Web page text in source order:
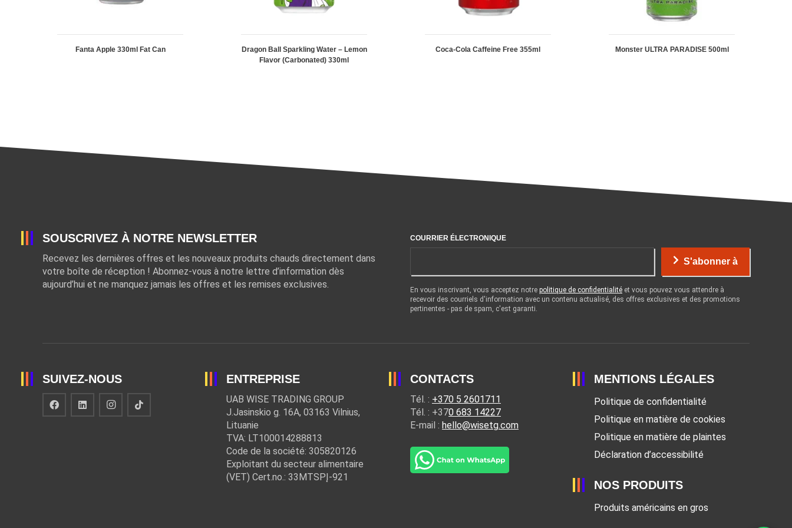
Fanta Apple 330ml Fat Can
Dragon Ball Sparkling Water – Lemon
Flavor (Carbonated) 330ml
Coca-Cola Caffeine Free 355ml Monster ULTRA PARADISE 500ml
SOUSCRIVEZ À NOTRE NEWSLETTER
Recevez les dernières offres et les nouveaux produits chauds directement dans
votre boîte de réception ! Abonnez-vous à notre lettre d’information dès
aujourd’hui et ne manquez jamais les offres et les remises exclusives.
COURRIER ÉLECTRONIQUE
S'abonner à
En vous inscrivant, vous acceptez notre politique de confidentialité et vous pouvez vous attendre à
recevoir des courriels d'information avec un contenu actualisé, des offres exclusives et des promotions
pertinentes - pas de spam, c'est garanti.
SUIVEZ-NOUS ENTREPRISE
UAB WISE TRADING GROUP
J.Jasinskio g. 16A, 03163 Vilnius,
Lituanie
TVA: LT100014288813
Code de la société: 305820126
Exploitant du secteur alimentaire
(VET) Cert.no.: 33MTSPĮ-921
CONTACTS
Tél. : +370 5 2601711
Tél. : +370 683 14227
E-mail : hello@wisetg.com
MENTIONS LÉGALES
Politique de confidentialité
Politique en matière de cookies
Politique en matière de plaintes
Déclaration d’accessibilité
NOS PRODUITS
Produits américains en gros